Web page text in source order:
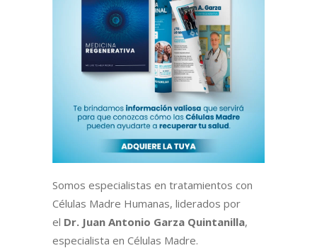
Somos especialistas en tratamientos con
Células Madre Humanas, liderados por
el Dr. Juan Antonio Garza Quintanilla,
especialista en Células Madre.